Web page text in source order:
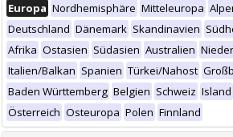
Europa Nordhemisphäre Mitteleuropa
Deutschland Dänemark Skandinavien
Afrika Ostasien Südasien Australien
Italien/Balkan Spanien Türkei/Nahost
Baden Württemberg Belgien Schweiz Island
Österreich Osteuropa Polen Finnland